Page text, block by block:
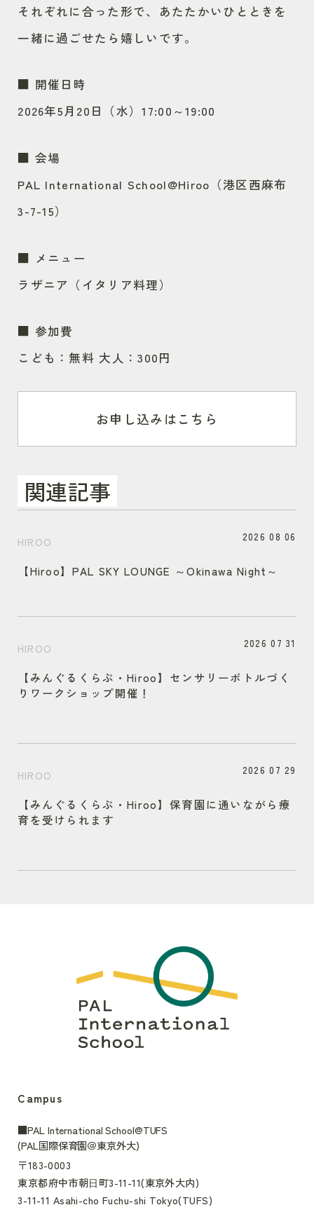
それぞれに合った形で、あたたかいひとときを
一緒に過ごせたら嬉しいです。
■ 開催日時
2026年5月20日（水）17:00～19:00
■ 会場
PAL International School@Hiroo（港区西麻布
3-7-15）
■ メニュー
ラザニア（イタリア料理）
■ 参加費
こども：無料 大人：300円
お申し込みはこちら
関連記事
HIROO
【Hiroo】PAL SKY LOUNGE ～Okinawa Night～
2026 08 06
HIROO
【みんぐるくらぶ・Hiroo】センサリーボトルづく
りワークショップ開催！
2026 07 31
HIROO
【みんぐるくらぶ・Hiroo】保育園に通いながら療
育を受けられます
2026 07 29
Campus
■PAL International School@TUFS
(PAL国際保育園＠東京外大)
〒183-0003
東京都府中市朝⽇町3-11-11(東京外大内)
3-11-11 Asahi-cho Fuchu-shi Tokyo(TUFS)